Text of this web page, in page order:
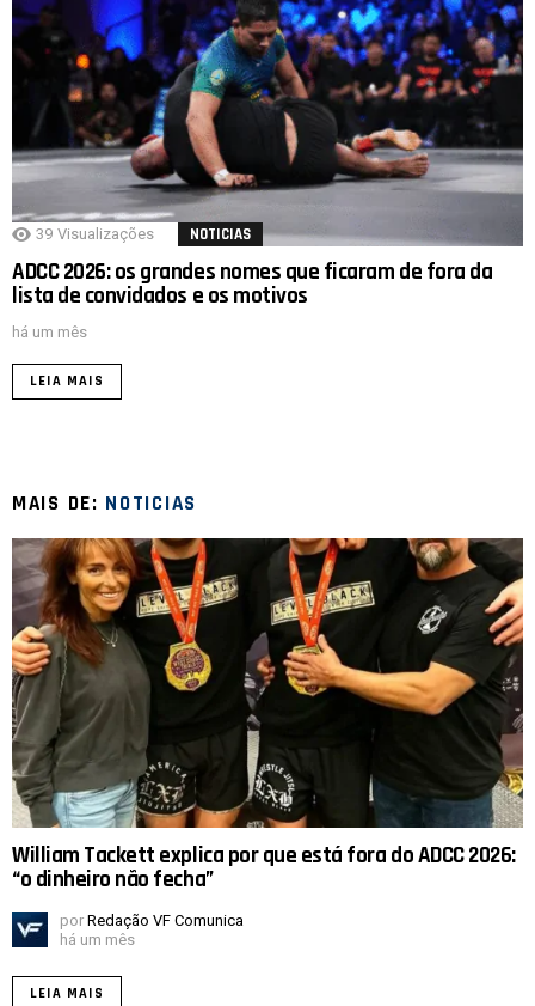
39 Visualizações NOTICIAS
ADCC 2026: os grandes nomes que ficaram de fora da
lista de convidados e os motivos
há um mês
LEIA MAIS
MAIS DE: NOTICIAS
William Tackett explica por que está fora do ADCC 2026:
“o dinheiro não fecha”
por Redação VF Comunica
há um mês
LEIA MAIS